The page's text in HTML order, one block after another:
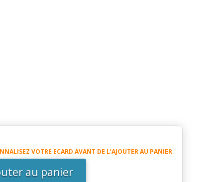
VOTRE ECARD AVANT DE L’AJOUTER AU PANIER
au panier